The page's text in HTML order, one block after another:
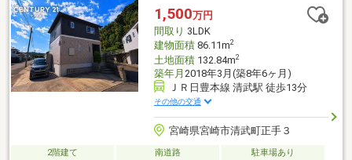
ランにより使いやすくおしゃれな空間に。事前のご予約で内覧可
能です！お電話の際は店舗番号「1020」をご入力ください。皆様
からのお問い合わせを心よりお待ちしております。
1,500万円
間取り 3LDK
建物面積86.11m2
土地面積132.84m2
築年月 2018年3月(築8年6ヶ月)
ＪＲ日豊本線 清武駅 徒歩13分
その他の交通
宮崎県宮崎市清武町正手３
2階建て 南道路
駐車場あり